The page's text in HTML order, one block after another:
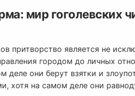
мир гоголевских
притворство является не
городом до личных
деле они берут взятки и
хотя на самом деле они